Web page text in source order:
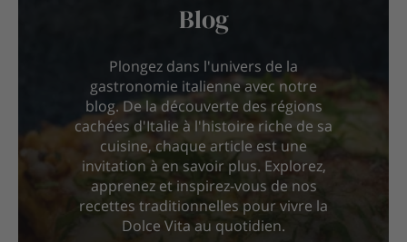
Blog
Plongez dans l'univers de la
gastronomie italienne avec notre
blog. De la découverte des régions
cachées d'Italie à l'histoire riche de sa
cuisine, chaque article est une
invitation à en savoir plus. Explorez,
apprenez et inspirez-vous de nos
recettes traditionnelles pour vivre la
Dolce Vita au quotidien.